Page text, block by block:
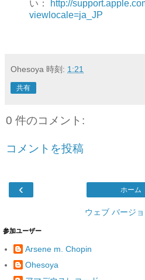
い：
http://
viewlocale=ja_JP
Ohesoya 時刻: 1:21
共有
0 件のコメント:
コメントを投稿
‹ ホーム
ウェブ バージ
参加ユーザー
Arsene m. Chopin
Ohesoya